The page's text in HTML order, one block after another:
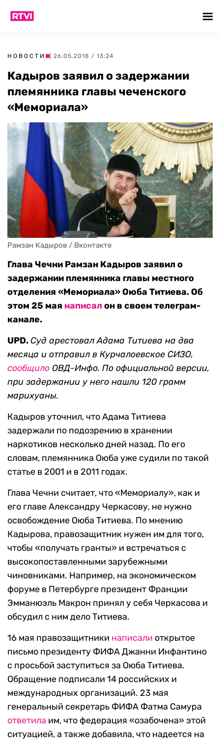
НОВОСТИ | 26.05.2018 / 13:24
Кадыров заявил о задержании
племянника главы чеченского
«Мемориала»
Рамзан Кадыров / Вконтакте
Глава Чечни Рамзан Кадыров заявил о
задержании племянника главы местного
отделения «Мемориала» Оюба Титиева. Об
этом 25 мая написалон в своем телеграм-
канале.
UPD.Суд арестовал Адама Титиева на два
месяца и отправил в Курчалоевское СИЗО,
сообщило ОВД-Инфо. По официальной версии,
при задержании у него нашли 120 грамм
марихуаны.
Кадыров уточнил, что Адама Титиева
задержали по подозрению в хранении
наркотиков несколько дней назад. По его
словам, племянника Оюба уже судили по такой
статье в 2001 и в 2011 годах.
Глава Чечни считает, что «Мемориалу», как и
его главе Александру Черкасову, не нужно
освобождение Оюба Титиева. По мнению
Кадырова, правозащитник нужен им для того,
чтобы «получать гранты» и встречаться с
высокопоставленными зарубежными
чиновниками. Например, на экономическом
форуме в Петербурге президент Франции
Эмманюэль Макрон принял у себя Черкасова и
обсудил с ним дело Титиева.
16 мая правозащитники написали открытое
письмо президенту ФИФА Джанни Инфантино
с просьбой заступиться за Оюба Титиева.
Обращение подписали 14 российских и
международных организаций. 23 мая
генеральный секретарь ФИФА Фатма Самура
ответила им, что федерация «озабочена» этой
ситуацией, а также добавила, что надеется на